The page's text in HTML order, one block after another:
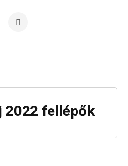
2022 fellépők